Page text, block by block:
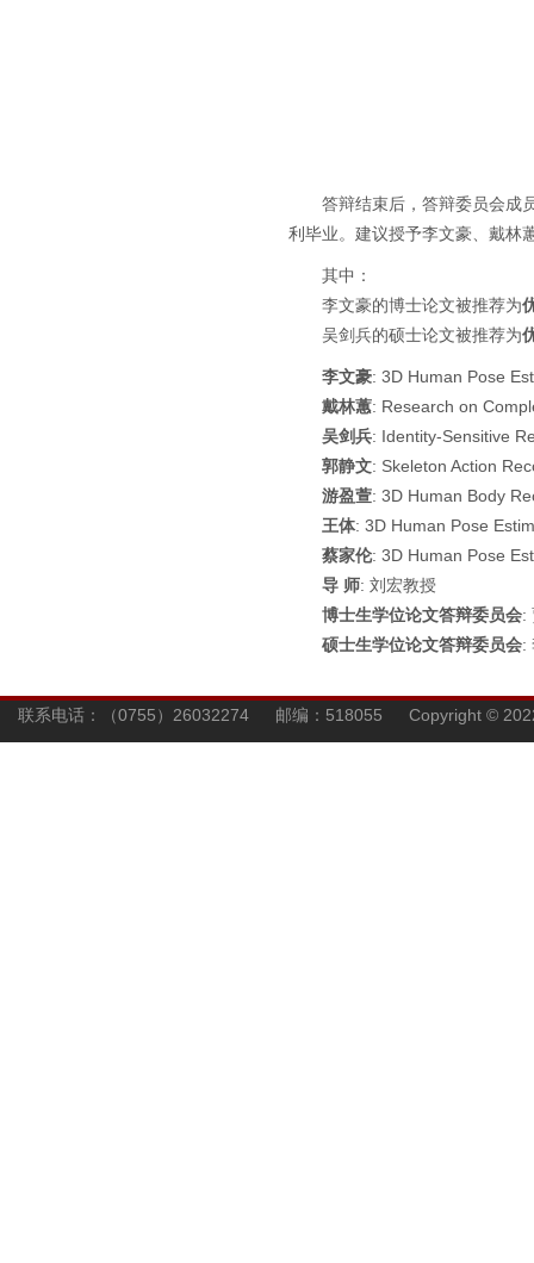
答辩结束后，答辩委员会成员
利毕业。建议授予李文豪、戴林
其中：
李文豪的博士论文被推荐为
吴剑兵的硕士论文被推荐为
李文豪: 3D Human Pose
戴林蕙: Research on
吴剑兵: Identity-Sensitive
郭静文: Skeleton Action
游盈萱: 3D Human Body
王体: 3D Human Pose
蔡家伦: 3D Human Pose
导 师: 刘宏教授
博士生学位论文答辩委员会:
硕士生学位论文答辩委员会:
联系电话：（0755）26032274 邮编：518055 Copyright ©